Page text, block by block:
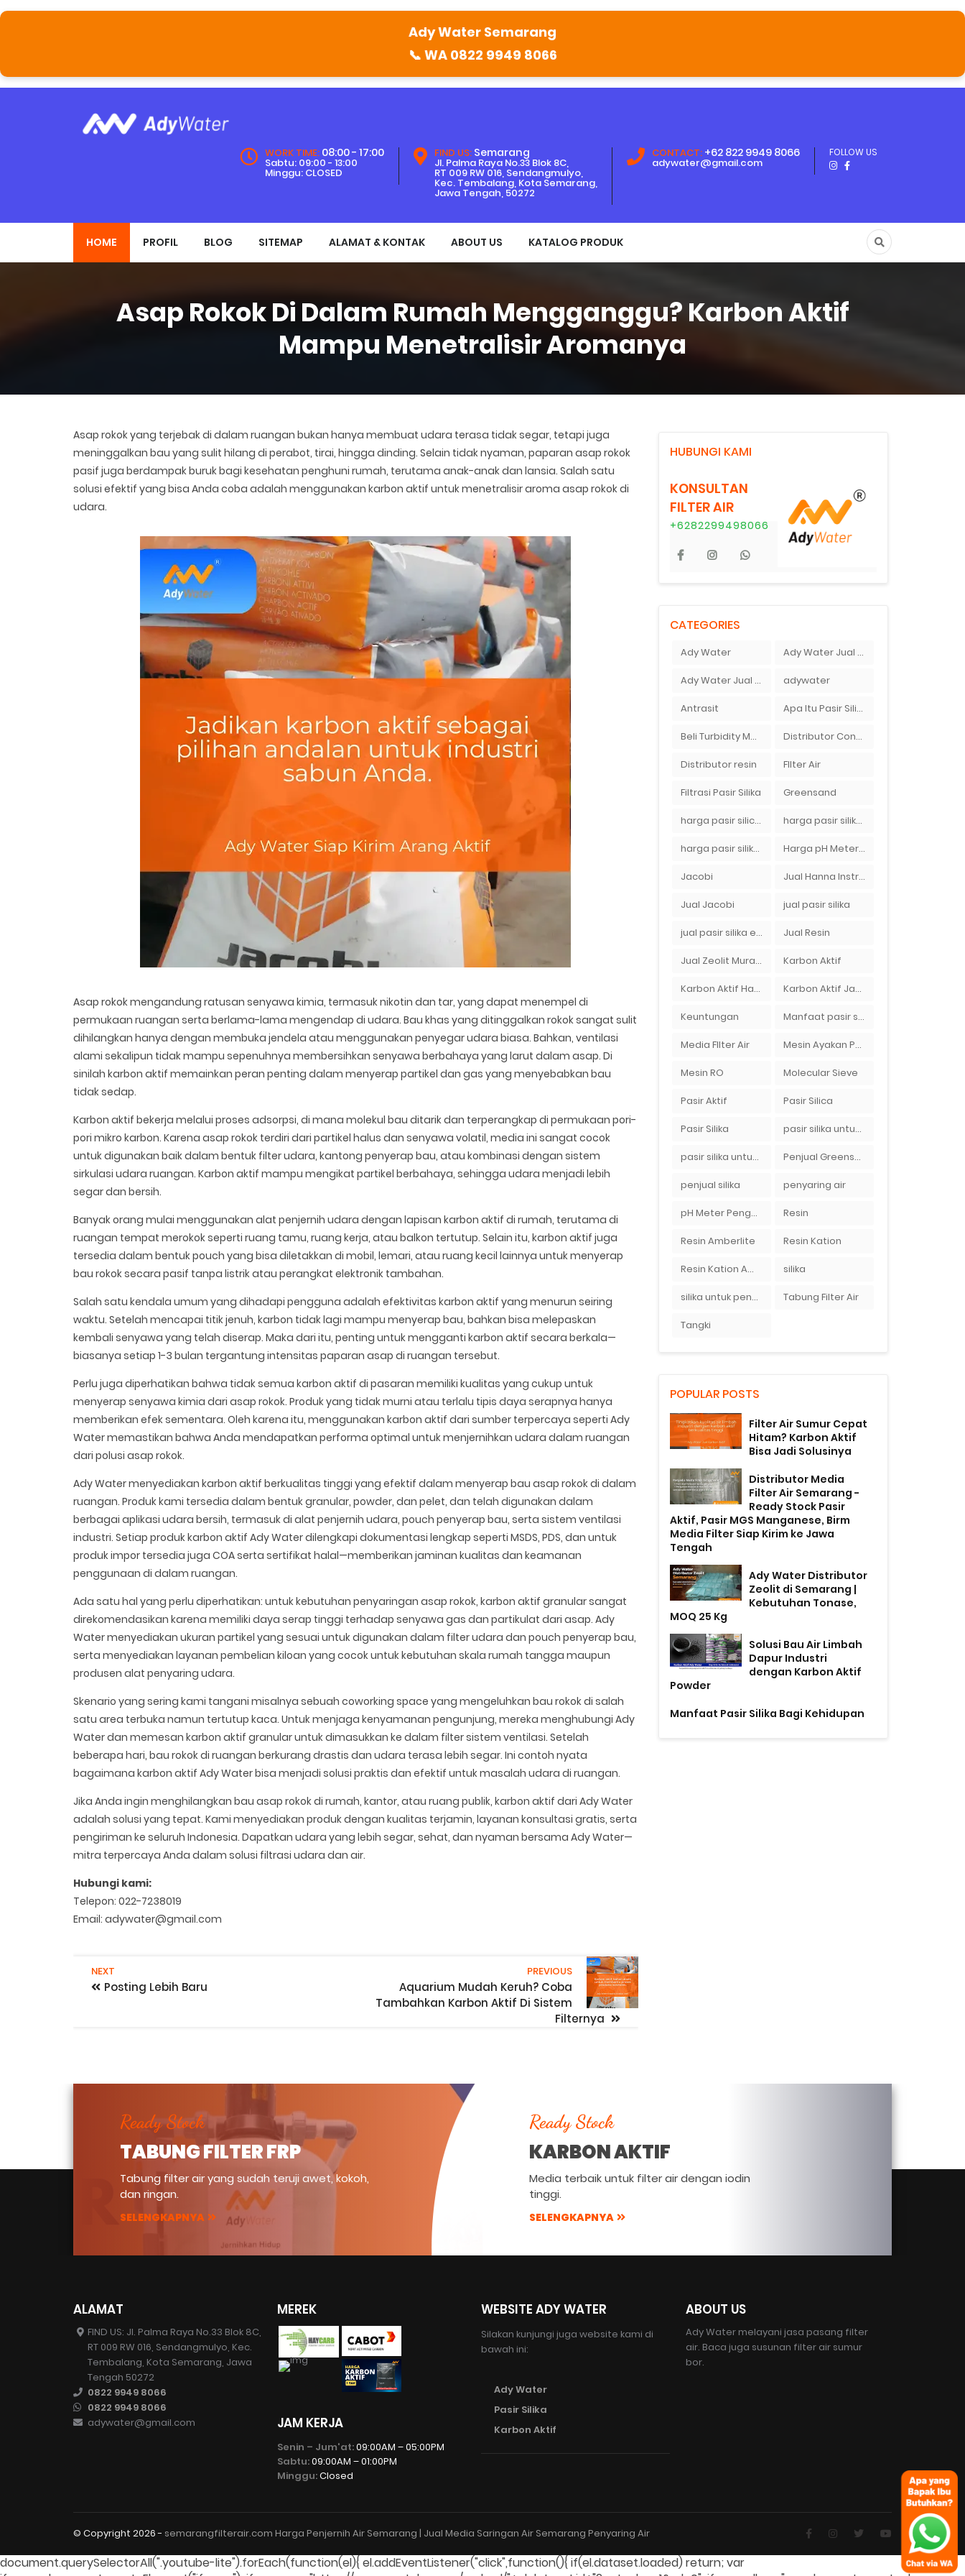
Ady Water Semarang
📞 WA 0822 9949 8066
WORK TIME: 08:00 - 17:00
Sabtu: 09:00 - 13:00
Minggu: CLOSED
FIND US: Semarang
Jl. Palma Raya No.33 Blok 8C,
RT 009 RW 016, Sendangmulyo,
Kec. Tembalang, Kota Semarang,
Jawa Tengah, 50272
CONTACT: +62 822 9949 8066
adywater@gmail.com
FOLLOW US
HOME PROFIL BLOG SITEMAP ALAMAT & KONTAK ABOUT US KATALOG PRODUK
Asap Rokok Di Dalam Rumah Mengganggu? Karbon Aktif
Mampu Menetralisir Aromanya
Asap rokok yang terjebak di dalam ruangan bukan hanya membuat udara terasa tidak segar, tetapi juga
meninggalkan bau yang sulit hilang di perabot, tirai, hingga dinding. Selain tidak nyaman, paparan asap rokok
pasif juga berdampak buruk bagi kesehatan penghuni rumah, terutama anak-anak dan lansia. Salah satu
solusi efektif yang bisa Anda coba adalah menggunakan karbon aktif untuk menetralisir aroma asap rokok di
udara.
Asap rokok mengandung ratusan senyawa kimia, termasuk nikotin dan tar, yang dapat menempel di
permukaan ruangan serta berlama-lama mengendap di udara. Bau khas yang ditinggalkan rokok sangat sulit
dihilangkan hanya dengan membuka jendela atau menggunakan penyegar udara biasa. Bahkan, ventilasi
alami sekalipun tidak mampu sepenuhnya membersihkan senyawa berbahaya yang larut dalam asap. Di
sinilah karbon aktif memainkan peran penting dalam menyerap partikel dan gas yang menyebabkan bau
tidak sedap.
Karbon aktif bekerja melalui proses adsorpsi, di mana molekul bau ditarik dan terperangkap di permukaan pori-
pori mikro karbon. Karena asap rokok terdiri dari partikel halus dan senyawa volatil, media ini sangat cocok
untuk digunakan baik dalam bentuk filter udara, kantong penyerap bau, atau kombinasi dengan sistem
sirkulasi udara ruangan. Karbon aktif mampu mengikat partikel berbahaya, sehingga udara menjadi lebih
segar dan bersih.
Banyak orang mulai menggunakan alat penjernih udara dengan lapisan karbon aktif di rumah, terutama di
ruangan tempat merokok seperti ruang tamu, ruang kerja, atau balkon tertutup. Selain itu, karbon aktif juga
tersedia dalam bentuk pouch yang bisa diletakkan di mobil, lemari, atau ruang kecil lainnya untuk menyerap
bau rokok secara pasif tanpa listrik atau perangkat elektronik tambahan.
Salah satu kendala umum yang dihadapi pengguna adalah efektivitas karbon aktif yang menurun seiring
waktu. Setelah mencapai titik jenuh, karbon tidak lagi mampu menyerap bau, bahkan bisa melepaskan
kembali senyawa yang telah diserap. Maka dari itu, penting untuk mengganti karbon aktif secara berkala—
biasanya setiap 1-3 bulan tergantung intensitas paparan asap di ruangan tersebut.
Perlu juga diperhatikan bahwa tidak semua karbon aktif di pasaran memiliki kualitas yang cukup untuk
menyerap senyawa kimia dari asap rokok. Produk yang tidak murni atau terlalu tipis daya serapnya hanya
memberikan efek sementara. Oleh karena itu, menggunakan karbon aktif dari sumber terpercaya seperti Ady
Water memastikan bahwa Anda mendapatkan performa optimal untuk menjernihkan udara dalam ruangan
dari polusi asap rokok.
Ady Water menyediakan karbon aktif berkualitas tinggi yang efektif dalam menyerap bau asap rokok di dalam
ruangan. Produk kami tersedia dalam bentuk granular, powder, dan pelet, dan telah digunakan dalam
berbagai aplikasi udara bersih, termasuk di alat penjernih udara, pouch penyerap bau, serta sistem ventilasi
industri. Setiap produk karbon aktif Ady Water dilengkapi dokumentasi lengkap seperti MSDS, PDS, dan untuk
produk impor tersedia juga COA serta sertifikat halal—memberikan jaminan kualitas dan keamanan
penggunaan di dalam ruangan.
Ada satu hal yang perlu diperhatikan: untuk kebutuhan penyaringan asap rokok, karbon aktif granular sangat
direkomendasikan karena memiliki daya serap tinggi terhadap senyawa gas dan partikulat dari asap. Ady
Water menyediakan ukuran partikel yang sesuai untuk digunakan dalam filter udara dan pouch penyerap bau,
serta menyediakan layanan pembelian kiloan yang cocok untuk kebutuhan skala rumah tangga maupun
produsen alat penyaring udara.
Skenario yang sering kami tangani misalnya sebuah coworking space yang mengeluhkan bau rokok di salah
satu area terbuka namun tertutup kaca. Untuk menjaga kenyamanan pengunjung, mereka menghubungi Ady
Water dan memesan karbon aktif granular untuk dimasukkan ke dalam filter sistem ventilasi. Setelah
beberapa hari, bau rokok di ruangan berkurang drastis dan udara terasa lebih segar. Ini contoh nyata
bagaimana karbon aktif Ady Water bisa menjadi solusi praktis dan efektif untuk masalah udara di ruangan.
Jika Anda ingin menghilangkan bau asap rokok di rumah, kantor, atau ruang publik, karbon aktif dari Ady Water
adalah solusi yang tepat. Kami menyediakan produk dengan kualitas terjamin, layanan konsultasi gratis, serta
pengiriman ke seluruh Indonesia. Dapatkan udara yang lebih segar, sehat, dan nyaman bersama Ady Water—
mitra terpercaya Anda dalam solusi filtrasi udara dan air.
Hubungi kami:
Telepon: 022-7238019
Email: adywater@gmail.com
NEXT
Posting Lebih Baru
PREVIOUS
Aquarium Mudah Keruh? Coba
Tambahkan Karbon Aktif Di Sistem
Filternya
HUBUNGI KAMI
KONSULTAN
FILTER AIR
+6282299498066
CATEGORIES
Ady Water Ady Water Jual Greensand plus
Ady Water Jual pH Meter Murah Bandung adywater
Antrasit Apa Itu Pasir Silika?
Beli Turbidity Meter Di Ady Water Distributor Conductivity Meter Di Surabaya
Distributor resin FIlter Air
Filtrasi Pasir Silika Greensand
harga pasir silica per ton per kg harga pasir silika per ton per kg
harga pasir silika putih Harga pH Meter Horiba LAQUAact PH110 Di Surabaya
Jacobi Jual Hanna Instruments HI9124 dan HI9126 Di Balikpapan
Jual Jacobi jual pasir silika
jual pasir silika eceran Jual Resin
Jual Zeolit Murah Di Bandung Timur Karbon Aktif
Karbon Aktif Haycarb Karbon Aktif Jacobi
Keuntungan Manfaat pasir silika bagi kehidupan
Media FIlter Air Mesin Ayakan Pasir Silika
Mesin RO Molecular Sieve
Pasir Aktif Pasir Silica
Pasir Silika pasir silika untuk boiler
pasir silika untuk filter air Penjual Greensand Plus
penjual silika penyaring air
pH Meter Pengukur pH Tanah Ionix pH 10 Resin
Resin Amberlite Resin Kation
Resin Kation Amberlite silika
silika untuk penyaring air Tabung Filter Air
Tangki
POPULAR POSTS
Filter Air Sumur Cepat
Hitam? Karbon Aktif
Bisa Jadi Solusinya
Distributor Media
Filter Air Semarang -
Ready Stock Pasir
Aktif, Pasir MGS Manganese, Birm
Media Filter Siap Kirim ke Jawa
Tengah
Ady Water Distributor
Zeolit di Semarang |
Kebutuhan Tonase,
MOQ 25 Kg
Solusi Bau Air Limbah
Dapur Industri
dengan Karbon Aktif
Powder
Manfaat Pasir Silika Bagi Kehidupan
Ready Stock
TABUNG FILTER FRP
Tabung filter air yang sudah teruji awet, kokoh,
dan ringan.
SELENGKAPNYA
Ready Stock
KARBON AKTIF
Media terbaik untuk filter air dengan iodin
tinggi.
SELENGKAPNYA
ALAMAT
FIND US: Jl. Palma Raya No.33 Blok 8C,
RT 009 RW 016, Sendangmulyo, Kec.
Tembalang, Kota Semarang, Jawa
Tengah 50272
0822 9949 8066
0822 9949 8066
adywater@gmail.com
MEREK
JAM KERJA
Senin – Jum'at:09:00AM – 05:00PM
Sabtu:09:00AM – 01:00PM
Minggu:Closed
WEBSITE ADY WATER
Silakan kunjungi juga website kami di
bawah ini:
Ady Water
Pasir Silika
Karbon Aktif
ABOUT US
Ady Water melayani jasa pasang filter
air. Baca juga susunan filter air sumur
bor.
© Copyright 2026 - semarangfilterair.com Harga Penjernih Air Semarang | Jual Media Saringan Air Semarang Penyaring Air
document.querySelectorAll(".youtube-lite").forEach(function(el){ el.addEventListener("click",function(){ if(el.dataset.loaded) return; var